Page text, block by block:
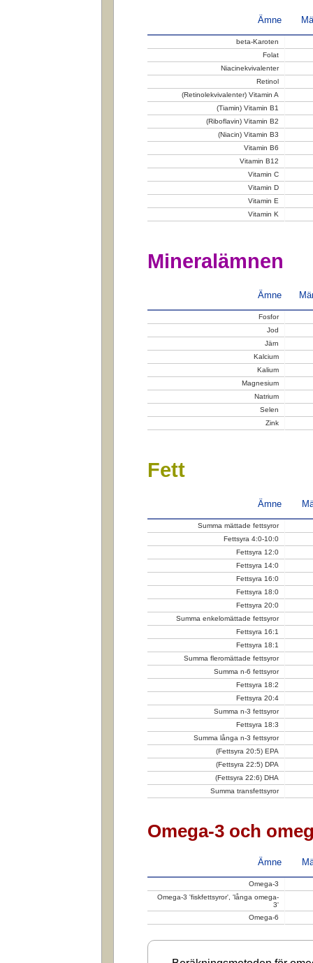
Ämne
beta-Karoten
Folat
Niacinekvivalenter
Retinol
(Retinolekvivalenter) Vitamin A
(Tiamin) Vitamin B1
(Riboflavin) Vitamin B2
(Niacin) Vitamin B3
Vitamin B6
Vitamin B12
Vitamin C
Vitamin D
Vitamin E
Vitamin K
Mineralämnen
Ämne
Fosfor
Jod
Järn
Kalcium
Kalium
Magnesium
Natrium
Selen
Zink
Fett
Ämne
Summa mättade fettsyror
Fettsyra 4:0-10:0
Fettsyra 12:0
Fettsyra 14:0
Fettsyra 16:0
Fettsyra 18:0
Fettsyra 20:0
Summa enkelomättade fettsyror
Fettsyra 16:1
Fettsyra 18:1
Summa fleromättade fettsyror
Summa n-6 fettsyror
Fettsyra 18:2
Fettsyra 20:4
Summa n-3 fettsyror
Fettsyra 18:3
Summa långa n-3 fettsyror
(Fettsyra 20:5) EPA
(Fettsyra 22:5) DPA
(Fettsyra 22:6) DHA
Summa transfettsyror
Omega-3 och
Ämne
Omega-3
Omega-3 'fiskfettsyror', 'långa omega-
3'
Omega-6